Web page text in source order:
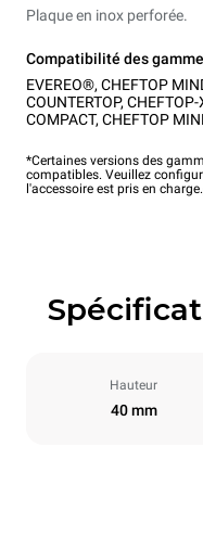
Plaque en inox perforée.
Compatibilité des
EVEREO®, CHEFTOP
COUNTERTOP, CHEFTOP-
COMPACT, CHEFTOP
*Certaines versions des
compatibles. Veuillez
l'accessoire est pris en charge.
Hauteur
40 mm